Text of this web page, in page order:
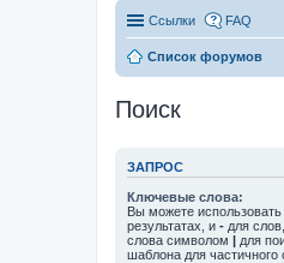
Ссылки FAQ
Список форумов
Поиск
ЗАПРОС
Ключевые слова:
Вы можете использовать
результатах, и - для
слова символом | для
шаблона для частичного